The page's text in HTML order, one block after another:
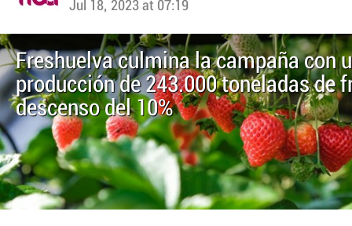
Jul 18, 2023 at 07:19
Freshuelva culmina la campaña con
producción de 243.000 toneladas de
descenso del 10%